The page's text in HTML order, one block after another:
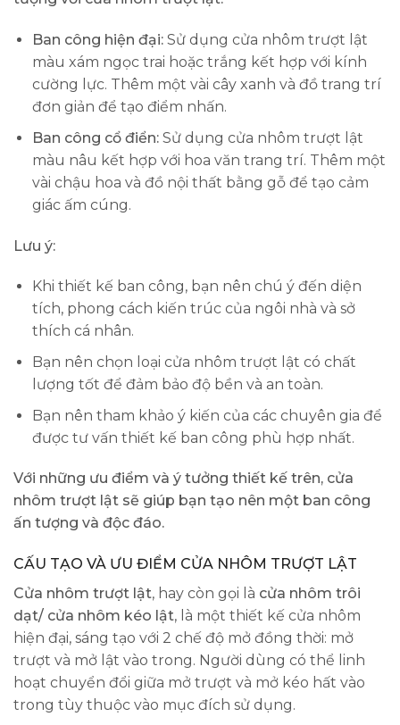
Ban công hiện đại:Sử dụng cửa nhôm trượt lật
màu xám ngọc trai hoặc trắng kết hợp với kính
cường lực. Thêm một vài cây xanh và đồ trang trí
đơn giản để tạo điểm nhấn.
Ban công cổ điển:Sử dụng cửa nhôm trượt lật
màu nâu kết hợp với hoa văn trang trí. Thêm một
vài chậu hoa và đồ nội thất bằng gỗ để tạo cảm
giác ấm cúng.
Lưu ý:
Khi thiết kế ban công, bạn nên chú ý đến diện
tích, phong cách kiến trúc của ngôi nhà và sở
thích cá nhân.
Bạn nên chọn loại cửa nhôm trượt lật có chất
lượng tốt để đảm bảo độ bền và an toàn.
Bạn nên tham khảo ý kiến của các chuyên gia để
được tư vấn thiết kế ban công phù hợp nhất.
Với những ưu điểm và ý tưởng thiết kế trên, cửa
nhôm trượt lật sẽ giúp bạn tạo nên một ban công
ấn tượng và độc đáo.
CẤU TẠO VÀ ƯU ĐIỂM CỬA NHÔM TRƯỢT LẬT
Cửa nhôm trượt lật, hay còn gọi là cửa nhôm trôi
dạt/ cửa nhôm kéo lật, là một thiết kế cửa nhôm
hiện đại, sáng tạo với 2 chế độ mở đồng thời: mở
trượt và mở lật vào trong. Người dùng có thể linh
hoạt chuyển đổi giữa mở trượt và mở kéo hất vào
trong tùy thuộc vào mục đích sử dụng.